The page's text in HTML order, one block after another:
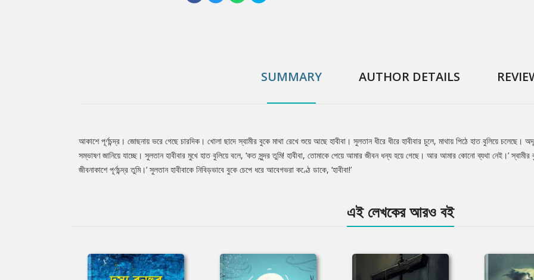
SUMMARY AUTHOR DETAILS
Tab
আকাশে পূর্ণচন্দ্র। জোছনায় ভরে গেছে চারদিক। খোলা ছাদে স্বামীর বুকে মাথা রেখে শুয়ে আছে হাবীবা। সুলতান ধীরে ধীরে হাবীবার চুলে, মাথায় পিঠে হাত বুলিয়ে চলেছে।
সম্ভাষণ জানিয়ে যাচ্ছে। সুলতান হাবীবার মুখে হাত বুলিয়ে বলে, ‘কত সুন্দর তুমি! হাবীবা, তোমাকে পেয়ে আমার জীবন ধন্য হয়ে গেছে। আর আমার কোনো ব্যথা নেই।’
জীবনাকাশে পূর্ণচন্দ্র তুমি।’ সুলতান হাবীবাকে নিবিড়ভাবে বুকে চেপে ধরে আবেগভরা কণ্ঠে ডাকে, ‘হাবীবা!’
এই লেখকের আরও বই